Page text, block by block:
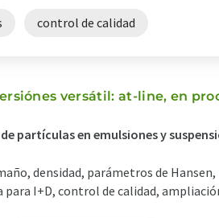
control de calidad
versátil: at-line, en
partículas en emulsiones y
densidad, parámetros de
I+D, control de calidad,